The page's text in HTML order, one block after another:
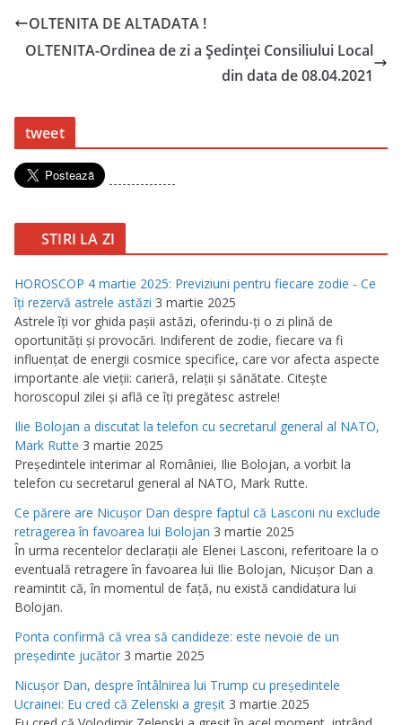
OLTENITA DE ALTADATA !
OLTENITA-Ordinea de zi a Ședinței Consiliului Local
din data de 08.04.2021
tweet
---------------
STIRI LA ZI
HOROSCOP 4 martie 2025: Previziuni pentru fiecare zodie - Ce
îţi rezervă astrele astăzi 3 martie 2025
Astrele îţi vor ghida paşii astăzi, oferindu-ţi o zi plină de
oportunităţi şi provocări. Indiferent de zodie, fiecare va fi
influenţat de energii cosmice specifice, care vor afecta aspecte
importante ale vieţii: carieră, relaţii şi sănătate. Citeşte
horoscopul zilei şi află ce îţi pregătesc astrele!
Ilie Bolojan a discutat la telefon cu secretarul general al NATO,
Mark Rutte 3 martie 2025
Preşedintele interimar al României, Ilie Bolojan, a vorbit la
telefon cu secretarul general al NATO, Mark Rutte.
Ce părere are Nicuşor Dan despre faptul că Lasconi nu exclude
retragerea în favoarea lui Bolojan 3 martie 2025
În urma recentelor declaraţii ale Elenei Lasconi, referitoare la o
eventuală retragere în favoarea lui Ilie Bolojan, Nicuşor Dan a
reamintit că, în momentul de faţă, nu există candidatura lui
Bolojan.
Ponta confirmă că vrea să candideze: este nevoie de un
preşedinte jucător 3 martie 2025
Nicuşor Dan, despre întâlnirea lui Trump cu preşedintele
Ucrainei: Eu cred că Zelenski a greşit 3 martie 2025